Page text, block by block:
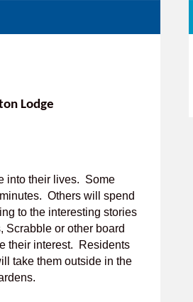
Lodge
into their lives. Some
Others will spend
to the interesting stories
or other board
their interest. Residents
take them outside in the